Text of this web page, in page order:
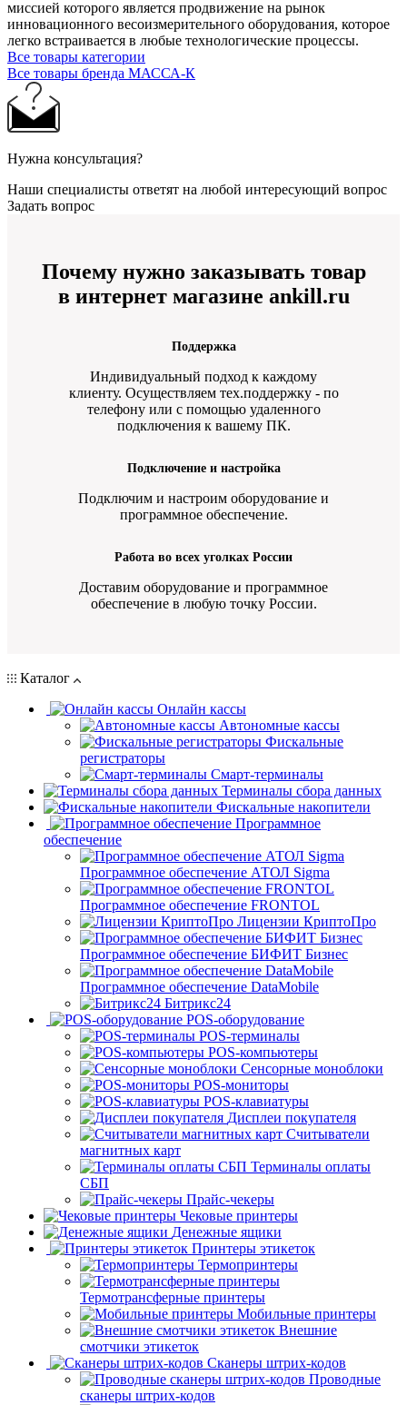
миссией которого является продвижение на рынок
инновационного весоизмерительного оборудования, которое
легко встраивается в любые технологические процессы.
Все товары категории
Все товары бренда МАССА-К
Нужна консультация?
Наши специалисты ответят на любой интересующий вопрос
Задать вопрос
Почему нужно заказывать товар
в интернет магазине ankill.ru
Поддержка
Индивидуальный подход к каждому
клиенту. Осуществляем тех.поддержку - по
телефону или с помощью удаленного
подключения к вашему ПК.
Подключение и настройка
Подключим и настроим оборудование и
программное обеспечение.
Работа во всех уголках России
Доставим оборудование и программное
обеспечение в любую точку России.
Каталог
Онлайн кассы
Автономные кассы
Фискальные
регистраторы
Смарт-терминалы
Терминалы сбора данных
Фискальные накопители
Программное
обеспечение
Программное обеспечение АТОЛ Sigma
Программное обеспечение FRONTOL
Лицензии КриптоПро
Программное обеспечение БИФИТ Бизнес
Программное обеспечение DataMobile
Битрикс24
POS-оборудование
POS-терминалы
POS-компьютеры
Сенсорные моноблоки
POS-мониторы
POS-клавиатуры
Дисплеи покупателя
Считыватели
магнитных карт
Терминалы оплаты
СБП
Прайс-чекеры
Чековые принтеры
Денежные ящики
Принтеры этикеток
Термопринтеры
Термотрансферные принтеры
Мобильные принтеры
Внешние
смотчики этикеток
Сканеры штрих-кодов
Проводные
сканеры штрих-кодов